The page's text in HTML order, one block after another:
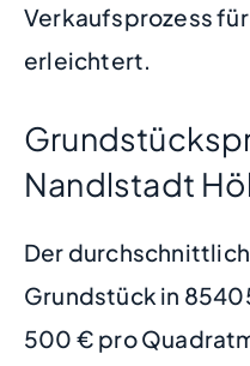
Verkaufsprozess
erleichtert.
Nandlstadt
Der
Grundstück in
500 € pro